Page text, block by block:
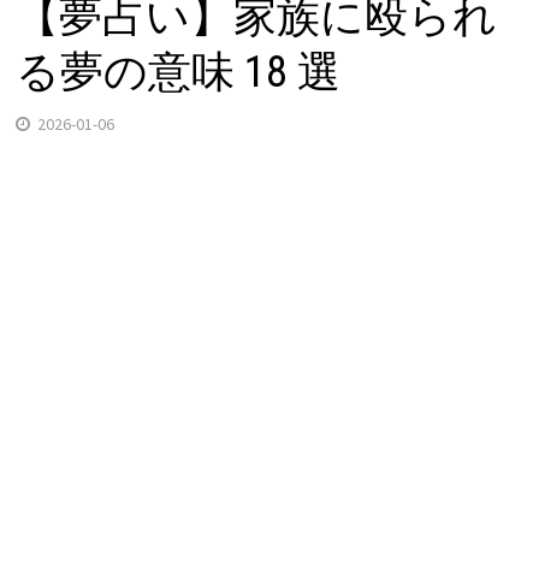
【夢占い】家族に殴られ
る夢の意味 18 選
2026-01-06